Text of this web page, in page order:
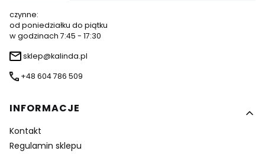
czynne:
od poniedziałku do piątku
w godzinach 7:45 - 17:30
sklep@kalinda.pl
+48 604 786 509
Linki w stopce
INFORMACJE
Kontakt
Regulamin sklepu